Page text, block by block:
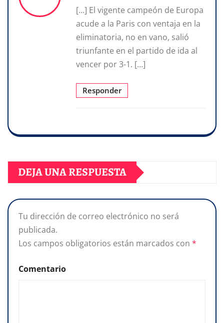
[…] El vigente campeón de Europa
acude a la Paris con ventaja en la
eliminatoria, no en vano, salió
triunfante en el partido de ida al
vencer por 3-1. […]
Responder
DEJA UNA RESPUESTA
Tu dirección de correo electrónico no será
publicada.
Los campos obligatorios están marcados con *
Comentario